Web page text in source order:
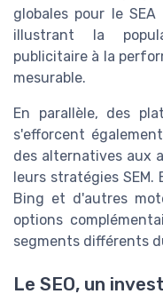
globales pour le
illustrant la
publicitaire à la
mesurable.
En parallèle, des
s'efforcent
des alternatives aux
leurs stratégies
Bing et d'autres
options
segments différents
Le SEO, un